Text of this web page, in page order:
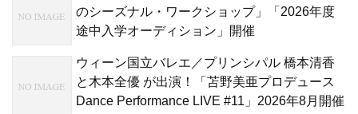
のシーズナル・ワークショップ」「2026年度
途中入学オーディション」開催
ウィーン国立バレエ／プリンシパル 橋本清香
と木本全優 が出演！「苫野美亜プロデュース
Dance Performance LIVE #11」2026年8月開催